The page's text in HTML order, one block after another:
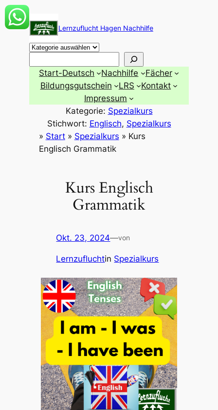
Zum
Inhalt
springen
Lernzuflucht Hagen Nachhilfe
Start-Deutsch Nachhilfe
Fächer
Bildungsgutschein
LRS
Kontakt
Impressum
Kategorie: Spezialkurs
Stichwort: Englisch, Spezialkurs
» Start» Spezialkurs » Kurs
Englisch Grammatik
Kurs Englisch
Grammatik
Okt. 23, 2024—von
Lernzufluchtin Spezialkurs